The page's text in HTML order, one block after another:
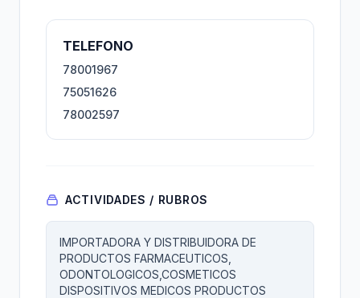
TELEFONO
78001967
75051626
78002597
ACTIVIDADES / RUBROS
IMPORTADORA Y DISTRIBUIDORA DE
PRODUCTOS FARMACEUTICOS,
ODONTOLOGICOS,COSMETICOS
DISPOSITIVOS MEDICOS PRODUCTOS